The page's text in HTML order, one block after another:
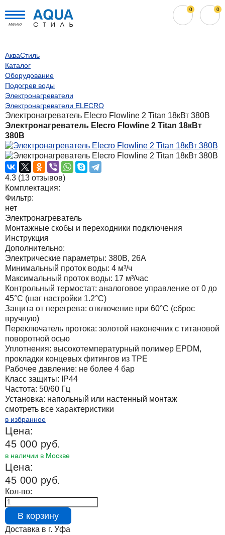
меню
0 0
АкваСтиль
Каталог
Оборудование
Подогрев воды
Электронагреватели
Электронагреватели ELECRO
Электронагреватель Elecro Flowline 2 Titan 18кВт 380В
Электронагреватель Elecro Flowline 2 Titan 18кВт
380В
4.3 (13 отзывов)
Комплектация:
Фильтр:
нет
Электронагреватель
Монтажные скобы и переходники подключения
Инструкция
Дополнительно:
Электрические параметры: 380В, 26А
Минимальный проток воды: 4 м³/ч
Максимальный проток воды: 17 м³/час
Контрольный термостат: аналоговое управление от 0 до
45°C (шаг настройки 1.2°C)
Защита от перегрева: отключение при 60°С (сброс
вручную)
Переключатель протока: золотой наконечник с титановой
поворотной осью
Уплотнения: высокотемпературный полимер EPDM,
прокладки концевых фитингов из TPE
Рабочее давление: не более 4 бар
Класс защиты: IP44
Частота: 50/60 Гц
Установка: напольный или настенный монтаж
смотреть все характеристики
в избранное
Цена:
45 000 руб.
в наличии в Москве
Цена:
45 000 руб.
Кол-во:
В корзину
Доставка в г. Уфа